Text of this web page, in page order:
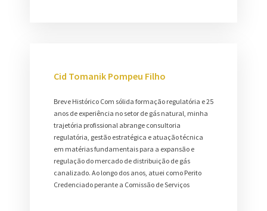
Cid Tomanik Pompeu Filho
Breve Histórico Com sólida formação regulatória e 25
anos de experiência no setor de gás natural, minha
trajetória profissional abrange consultoria
regulatória, gestão estratégica e atuação técnica
em matérias fundamentais para a expansão e
regulação do mercado de distribuição de gás
canalizado. Ao longo dos anos, atuei como Perito
Credenciado perante a Comissão de Serviços